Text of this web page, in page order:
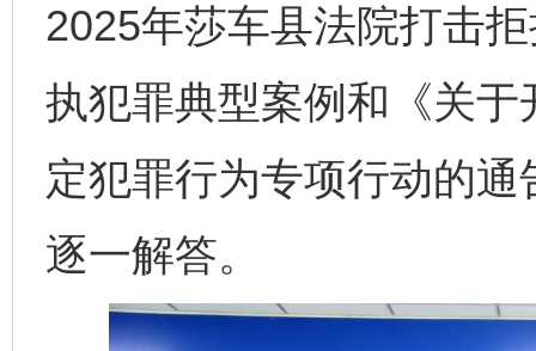
2025年莎车县法院打击
执犯罪典型案例和《关
定犯罪行为专项行动的
逐一解答。